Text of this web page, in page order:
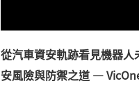
從汽車資安軌跡看見機器人
安風險與防禦之道 —